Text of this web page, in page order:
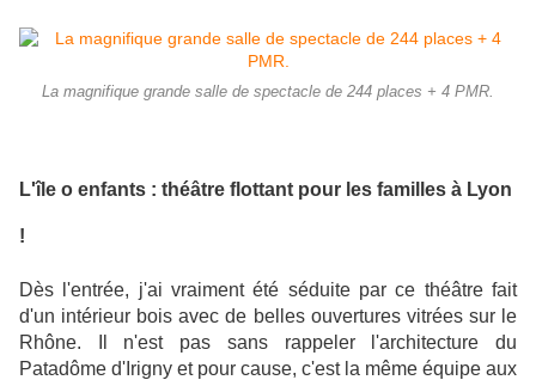
La magnifique grande salle de spectacle de 244 places + 4 PMR.
L'île o enfants : théâtre flottant pour les familles à Lyon
!
Dès l'entrée, j'ai vraiment été séduite par ce théâtre fait
d'un intérieur bois avec de belles ouvertures vitrées sur le
Rhône. Il n'est pas sans rappeler l'architecture du
Patadôme d'Irigny et pour cause, c'est la même équipe aux